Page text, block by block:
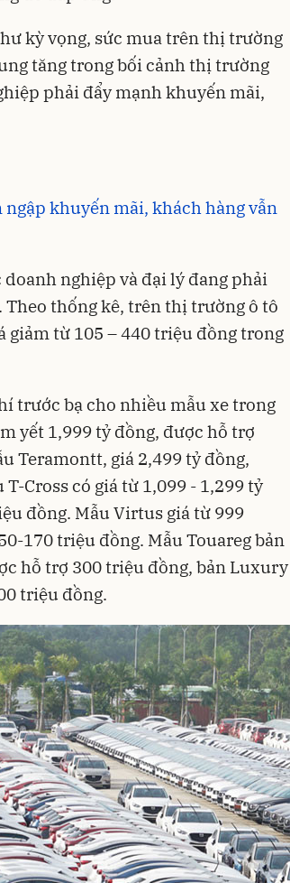
kỳ vọng, sức mua trên thị trường
tăng trong bối cảnh thị trường
phải đẩy mạnh khuyến mãi,
khuyến mãi, khách hàng vẫn
nghiệp và đại lý đang phải
Theo thống kê, trên thị trường ô tô
giảm từ 105 – 440 triệu đồng trong
trước bạ cho nhiều mẫu xe trong
yết 1,999 tỷ đồng, được hỗ trợ
Teramontt, giá 2,499 tỷ đồng,
Cross có giá từ 1,099 - 1,299 tỷ
đồng. Mẫu Virtus giá từ 999
170 triệu đồng. Mẫu Touareg bản
hỗ trợ 300 triệu đồng, bản Luxury
triệu đồng.